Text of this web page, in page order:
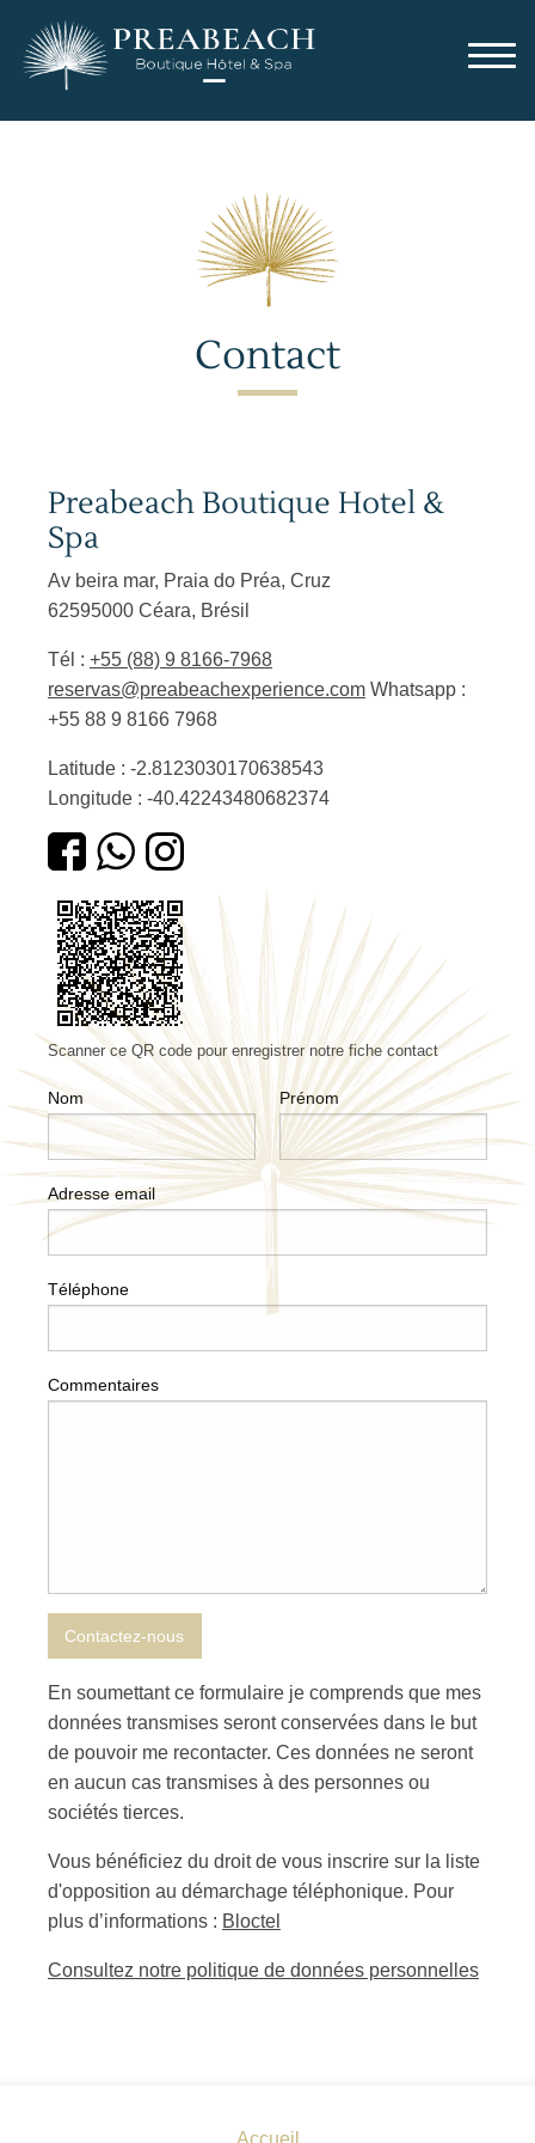
Contact
Preabeach Boutique Hotel &
Spa
Av beira mar, Praia do Préa, Cruz
62595000 Céara, Brésil
Tél : +55 (88) 9 8166-7968
reservas@preabeachexperience.com
+55 88 9 8166 7968
Latitude : -2.8123030170638543
Longitude : -40.42243480682374
Scanner ce QR code pour enregistrer notre fiche contact
Nom Prénom
Adresse email
Téléphone
Commentaires
En soumettant ce formulaire je comprends que mes
données transmises seront conservées dans le but
de pouvoir me recontacter. Ces données ne seront
en aucun cas transmises à des personnes ou
sociétés tierces.
Vous bénéficiez du droit de vous inscrire sur la liste
d'opposition au démarchage téléphonique. Pour
plus d’informations : Bloctel
Consultez notre politique de données personnelles